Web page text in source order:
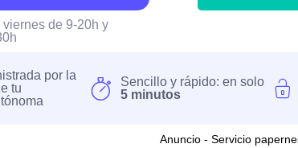
de 9-20h y
por la
tu
Sencillo y rápido: en solo
5 minutos
Anuncio - Servicio